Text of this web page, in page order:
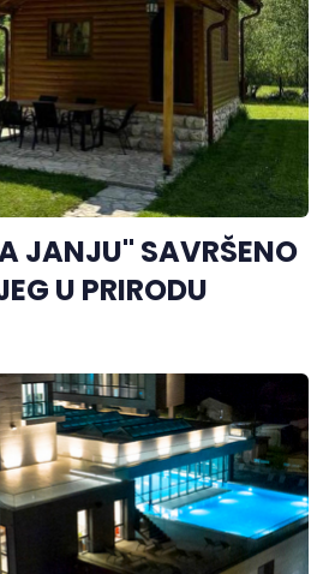
JANJU" SAVRŠENO
U PRIRODU